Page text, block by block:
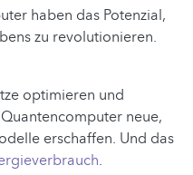
haben das Potenzial,
zu revolutionieren.
optimieren und
neue,
erschaffen. Und das
.